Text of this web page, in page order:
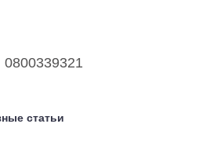
0800339321
статьи